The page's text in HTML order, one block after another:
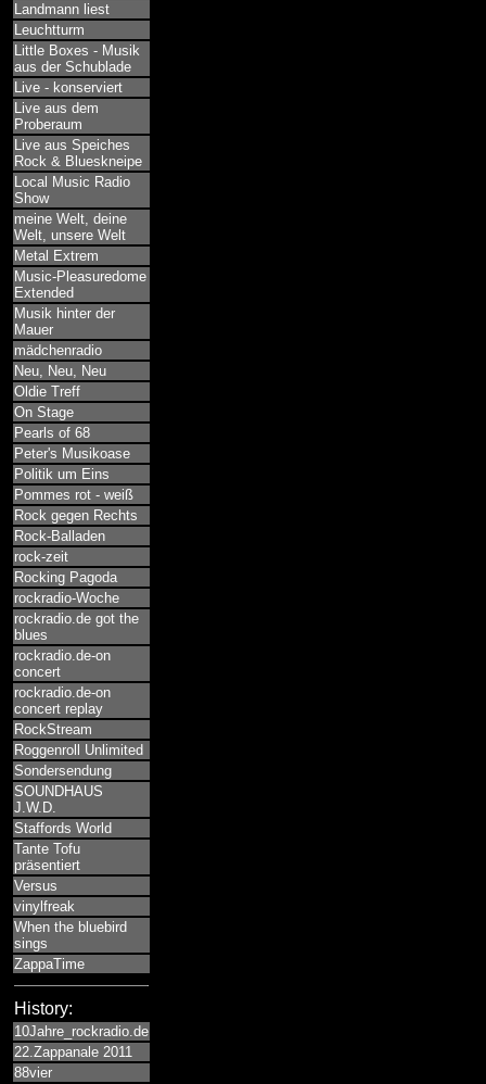
Landmann liest
Leuchtturm
Little Boxes - Musik
aus der Schublade
Live - konserviert
Live aus dem
Proberaum
Live aus Speiches
Rock & Blueskneipe
Local Music Radio
Show
meine Welt, deine
Welt, unsere Welt
Metal Extrem
Music-Pleasuredome
Extended
Musik hinter der
Mauer
mädchenradio
Neu, Neu, Neu
Oldie Treff
On Stage
Pearls of 68
Peter's Musikoase
Politik um Eins
Pommes rot - weiß
Rock gegen Rechts
Rock-Balladen
rock-zeit
Rocking Pagoda
rockradio-Woche
rockradio.de got the
blues
rockradio.de-on
concert
rockradio.de-on
concert replay
RockStream
Roggenroll Unlimited
Sondersendung
SOUNDHAUS
J.W.D.
Staffords World
Tante Tofu
präsentiert
Versus
vinylfreak
When the bluebird
sings
ZappaTime
History:
10Jahre_rockradio.de
22.Zappanale 2011
88vier